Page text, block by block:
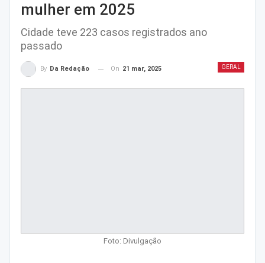
mulher em 2025
Cidade teve 223 casos registrados ano
passado
GERAL
By Da Redação On 21 mar, 2025
Foto: Divulgação